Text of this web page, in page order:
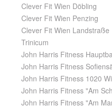
Clever Fit Wien Döbling
Clever Fit Wien Penzing
Clever Fit Wien Landstraße
Trinicum
John Harris Fitness
John Harris Fitness
John Harris Fitness 1020
John Harris Fitness "Am
John Harris Fitness "Am